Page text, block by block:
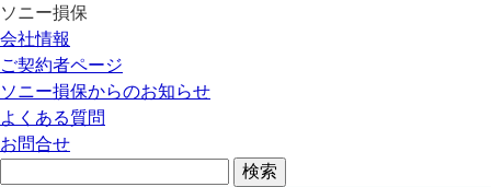
ソニー損保
会社情報
ご契約者ページ
ソニー損保からのお知らせ
よくある質問
お問合せ
自動車保険
医療保険
火災保険
海外旅行保険